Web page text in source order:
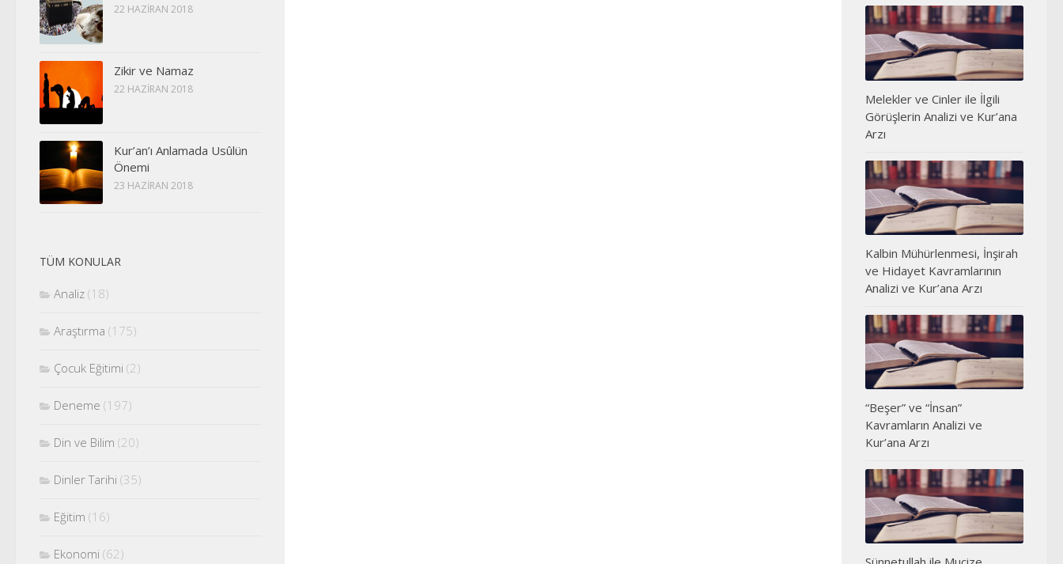
22 HAZIRAN 2018
Zikir ve Namaz
22 HAZIRAN 2018
Kur’an’ı Anlamada Usûlün
Önemi
23 HAZIRAN 2018
TÜM KONULAR
Analiz (18)
Araştırma (175)
Çocuk Eğitimi (2)
Deneme (197)
Din ve Bilim (20)
Dinler Tarihi (35)
Eğitim (16)
Ekonomi (62)
Melekler ve Cinler ile İlgili
Görüşlerin Analizi ve Kur’ana
Arzı
Kalbin Mühürlenmesi, İnşirah
ve Hidayet Kavramlarının
Analizi ve Kur’ana Arzı
“Beşer” ve “İnsan”
Kavramların Analizi ve
Kur’ana Arzı